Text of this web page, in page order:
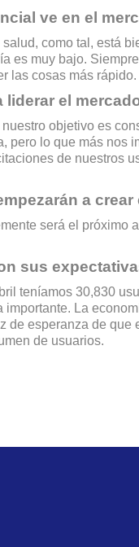
ve en el
salud, como tal, está
es muy bajo.
las cosas más rápido.
liderar el
nuestro objetivo es
pero lo que más nos
de nuestros
a
será el próximo
sus
teníamos 30,830
importante. La
de esperanza de que
de usuarios.